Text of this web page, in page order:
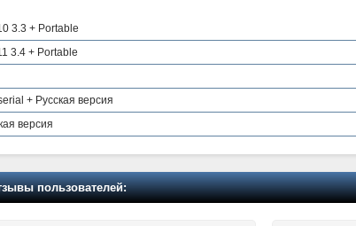
3.3 + Portable
3.4 + Portable
+ Русская версия
версия
пользователей: